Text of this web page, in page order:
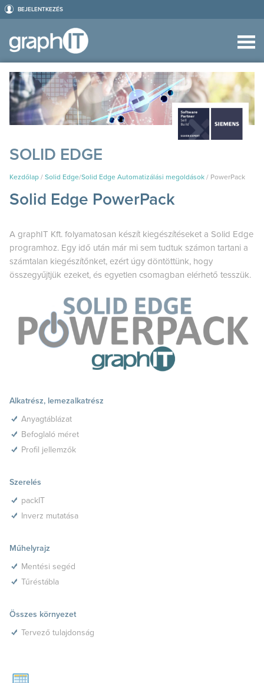
BEJELENTKEZÉS
SOLID EDGE
Kezdőlap / Solid Edge/Solid Edge Automatizálási megoldások / PowerPack
Solid Edge PowerPack
A graphIT Kft. folyamatosan készít kiegészítéseket a Solid Edge
programhoz. Egy idő után már mi sem tudtuk számon tartani a
számtalan kiegészítőnket, ezért úgy döntöttünk, hogy
összegyűjtjük ezeket, és egyetlen csomagban elérhető tesszük.
Alkatrész, lemezalkatrész
Anyagtáblázat
Befoglaló méret
Profil jellemzők
Szerelés
packIT
Inverz mutatása
Műhelyrajz
Mentési segéd
Tűréstábla
Összes környezet
Tervező tulajdonság